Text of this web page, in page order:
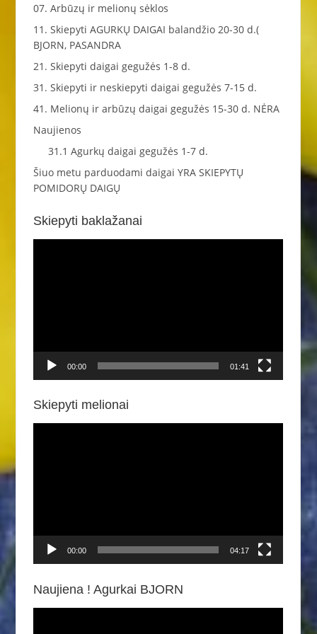
07. Arbūzų ir melionų sėklos
11. Skiepyti AGURKŲ DAIGAI balandžio 20-30 d.(
BJORN, PASANDRA
21. Skiepyti daigai gegužės 1-8 d.
31. Skiepyti ir neskiepyti daigai gegužės 7-15 d.
41. Melionų ir arbūzų daigai gegužės 15-30 d. NĖRA
Naujienos
31.1 Agurkų daigai gegužės 1-7 d.
Šiuo metu parduodami daigai YRA SKIEPYTŲ
POMIDORŲ DAIGŲ
Skiepyti baklažanai
00:00 01:41
Skiepyti melionai
00:00 04:17
Naujiena ! Agurkai BJORN